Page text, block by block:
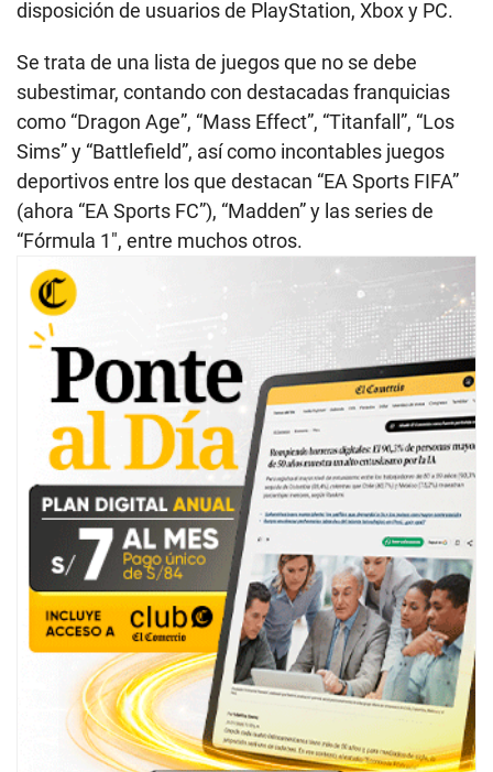
disposición de usuarios de PlayStation, Xbox y PC.
Se trata de una lista de juegos que no se debe
subestimar, contando con destacadas franquicias
como “Dragon Age”, “Mass Effect”, “Titanfall”, “Los
Sims” y “Battlefield”, así como incontables juegos
deportivos entre los que destacan “EA Sports FIFA”
(ahora “EA Sports FC”), “Madden” y las series de
“Fórmula 1″, entre muchos otros.